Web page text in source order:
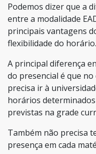
Podemos dizer que a
entre a modalidade
principais vantagens
flexibilidade do horário.
A principal diferença
do presencial é que
precisa ir à
horários
previstas na grade
Também não precisa
presença em cada